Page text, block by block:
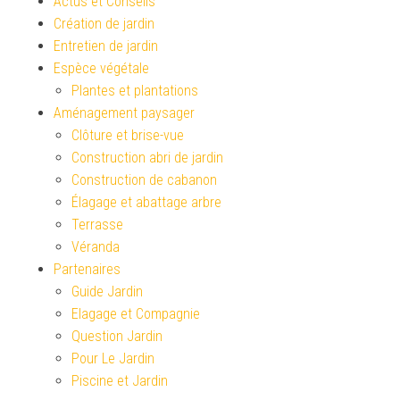
Création de jardin
Entretien de jardin
Espèce végétale
Plantes et plantations
Aménagement paysager
Clôture et brise-vue
Construction abri de jardin
Construction de cabanon
Élagage et abattage arbre
Terrasse
Véranda
Partenaires
Guide Jardin
Elagage et Compagnie
Question Jardin
Pour Le Jardin
Piscine et Jardin